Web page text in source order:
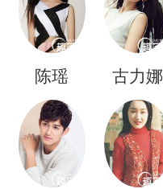
陈瑶 古力娜
扎